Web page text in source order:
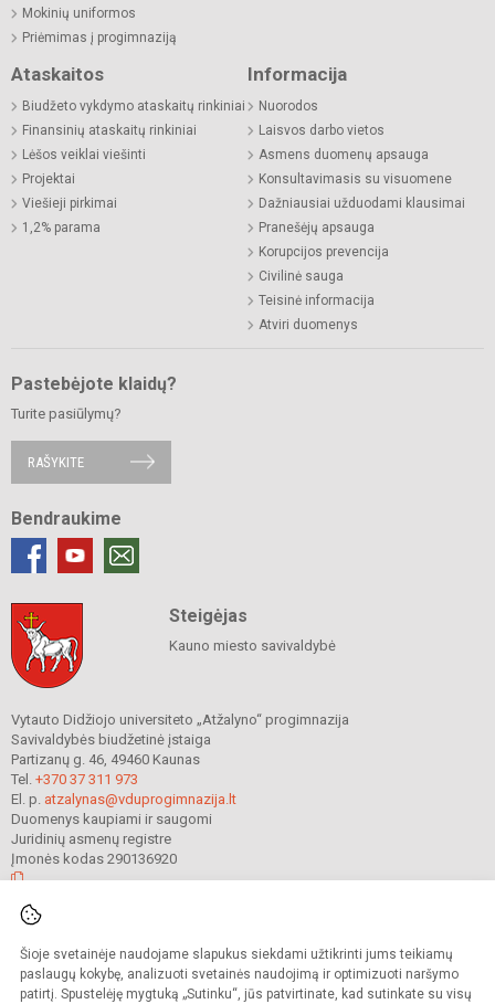
Šioje svetainėje naudojame slapukus siekdami užtikrinti jums teikiamų
paslaugų kokybę, analizuoti svetainės naudojimą ir optimizuoti naršymo
patirtį. Spustelėję mygtuką „Sutinku“, jūs patvirtinate, kad sutinkate su visų
Mokinių uniformos
Priėmimas į progimnaziją
Ataskaitos
Biudžeto vykdymo ataskaitų rinkiniai
Finansinių ataskaitų rinkiniai
Lėšos veiklai viešinti
Projektai
Viešieji pirkimai
1,2% parama
Informacija
Nuorodos
Laisvos darbo vietos
Asmens duomenų apsauga
Konsultavimasis su visuomene
Dažniausiai užduodami klausimai
Pranešėjų apsauga
Korupcijos prevencija
Civilinė sauga
Teisinė informacija
Atviri duomenys
Pastebėjote klaidų?
Turite pasiūlymų?
RAŠYKITE
Bendraukime
Steigėjas
Kauno miesto savivaldybė
Vytauto Didžiojo universiteto „Atžalyno“ progimnazija
Savivaldybės biudžetinė įstaiga
Partizanų g. 46, 49460 Kaunas
Tel. +370 37 311 973
El. p. atzalynas@vduprogimnazija.lt
Duomenys kaupiami ir saugomi
Juridinių asmenų registre
Įmonės kodas 290136920
saugomos.
Kopijuoti turinį be raštiško gimnazijos sutikimo griežtai draudžiama.